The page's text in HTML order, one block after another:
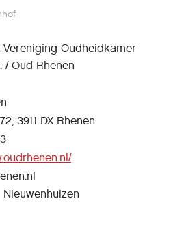
Vereniging Oudheidkamer
/ Oud Rhenen
3911 DX Rhenen